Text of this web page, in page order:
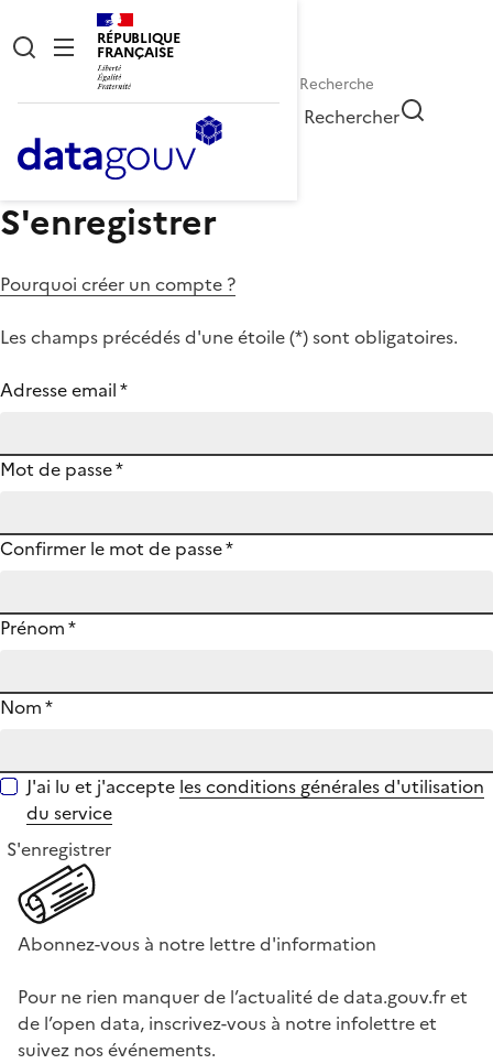
RÉPUBLIQUE
FRANÇAISE
Rechercher
S'enregistrer
Pourquoi créer un compte ?
Les champs précédés d'une étoile (*) sont obligatoires.
Adresse email*
Mot de passe*
Confirmer le mot de passe*
Prénom*
Nom*
J'ai lu et j'accepte les conditions générales d'utilisation
du service
S'enregistrer
Abonnez-vous à notre lettre d'information
Pour ne rien manquer de l’actualité de data.gouv.fr et
de l’open data, inscrivez-vous à notre infolettre et
suivez nos événements.